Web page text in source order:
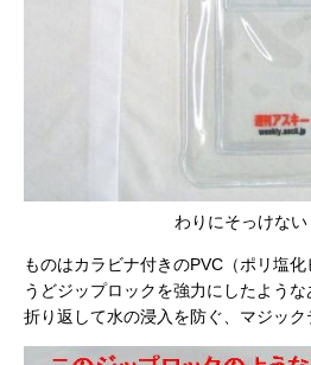
わりにそっけない
ものはカラビナ付きのPVC（ポリ塩
うどジップロックを強力にしたよう
折り返して水の浸入を防ぐ、マジック